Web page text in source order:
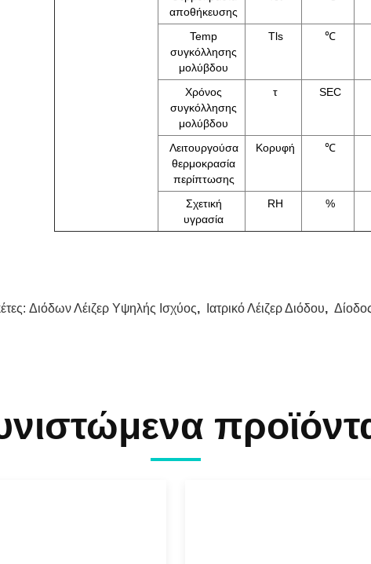
αποθήκευσης
Temp
συγκόλλησης
μολύβδου
Tls ℃
Χρόνος
συγκόλλησης
μολύβδου
τ SEC
Λειτουργούσα
θερμοκρασία
περίπτωσης
Κορυφή ℃
Σχετική
υγρασία
RH %
Διόδων Λέιζερ Υψηλής Ισχύος, Ιατρικό Λέιζερ Διόδου,